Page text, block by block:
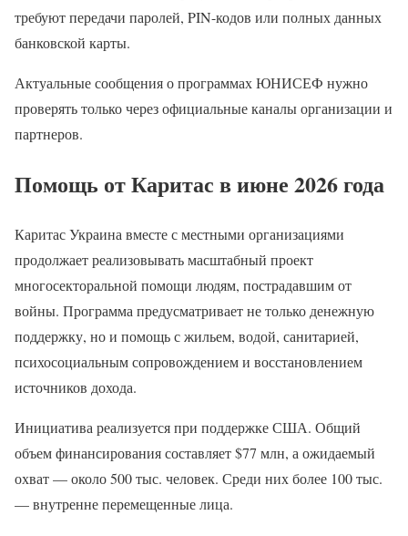
требуют передачи паролей, PIN-кодов или полных данных
банковской карты.
Актуальные сообщения о программах ЮНИСЕФ нужно
проверять только через официальные каналы организации и
партнеров.
Помощь от Каритас в июне 2026 года
Каритас Украина вместе с местными организациями
продолжает реализовывать масштабный проект
многосекторальной помощи людям, пострадавшим от
войны. Программа предусматривает не только денежную
поддержку, но и помощь с жильем, водой, санитарией,
психосоциальным сопровождением и восстановлением
источников дохода.
Инициатива реализуется при поддержке США. Общий
объем финансирования составляет $77 млн, а ожидаемый
охват — около 500 тыс. человек. Среди них более 100 тыс.
— внутренне перемещенные лица.